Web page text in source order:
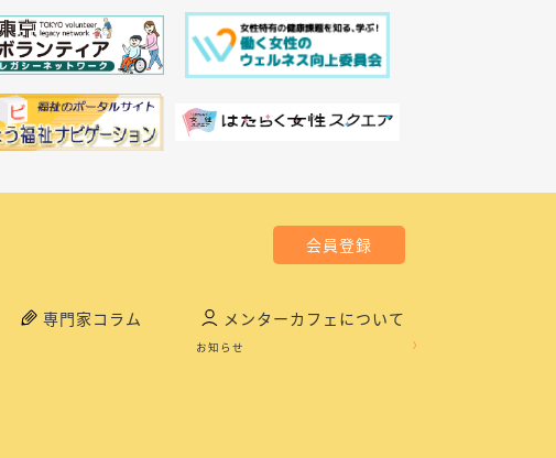
会員登録
専門家コラム メンターカフェについて
お知らせ